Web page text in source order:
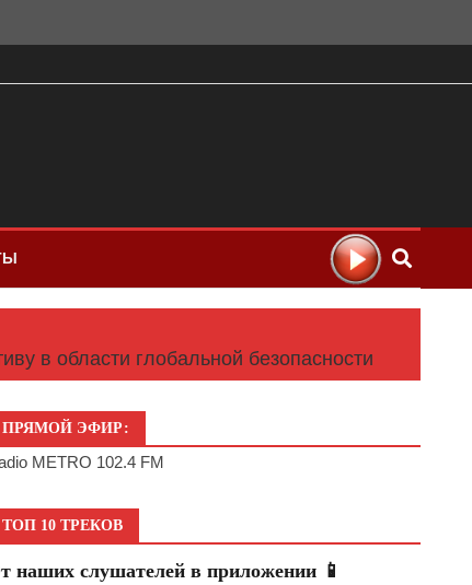
в области глобальной безопасности
ПРЯМОЙ ЭФИР:
METRO 102.4 FM
ТОП 10 ТРЕКОВ
наших слушателей в приложении 📱